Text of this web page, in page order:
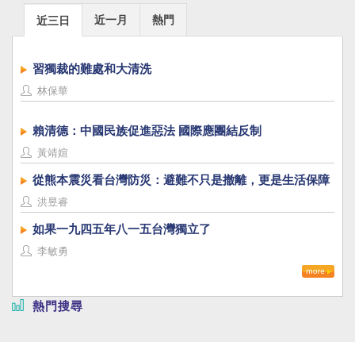
近三日 近一月 熱門
習獨裁的難處和大清洗
林保華
賴清德：中國民族促進惡法 國際應團結反制
黃靖媗
從熊本震災看台灣防災：避難不只是撤離，更是生活保障
洪昱睿
如果一九四五年八一五台灣獨立了
李敏勇
熱門搜尋